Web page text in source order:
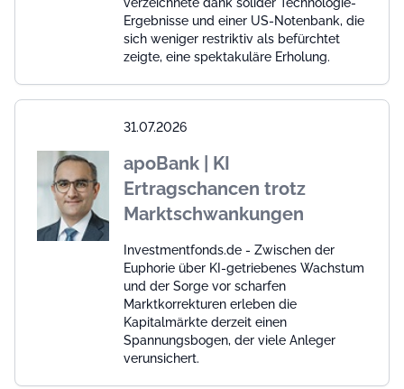
verzeichnete dank solider Technologie-
Ergebnisse und einer US-Notenbank, die
sich weniger restriktiv als befürchtet
zeigte, eine spektakuläre Erholung.
31.07.2026
apoBank | KI
Ertragschancen trotz
Marktschwankungen
Investmentfonds.de - Zwischen der
Euphorie über KI-getriebenes Wachstum
und der Sorge vor scharfen
Marktkorrekturen erleben die
Kapitalmärkte derzeit einen
Spannungsbogen, der viele Anleger
verunsichert.